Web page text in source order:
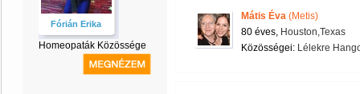
Fórián Erika
Homeopaták Közössége
Mátis Éva (Metis)
80 éves, Houston,Texas
Közösségei: Lélekre